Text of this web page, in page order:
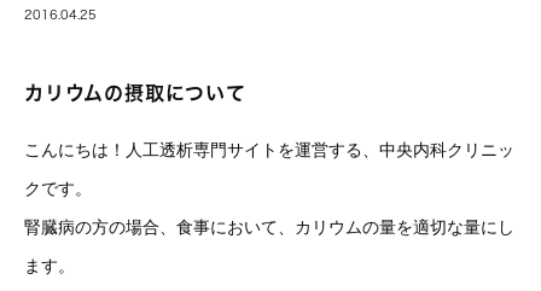
2016.04.25
カリウムの摂取について
こんにちは！人工透析専門サイトを運営する、中央内科クリニッ
クです。
腎臓病の方の場合、食事において、カリウムの量を適切な量にし
ます。